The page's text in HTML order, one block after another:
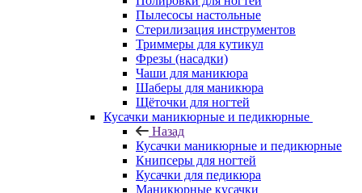
Пылесосы настольные
Стерилизация инструментов
Триммеры для кутикул
Фрезы (насадки)
Чаши для маникюра
Шаберы для маникюра
Щёточки для ногтей
Кусачки маникюрные и педикюрные
Назад
Кусачки маникюрные и педикюрные
Книпсеры для ногтей
Кусачки для педикюра
Маникюрные кусачки